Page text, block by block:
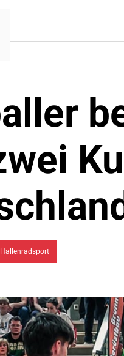
Hallenradsport